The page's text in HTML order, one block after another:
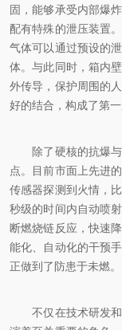
固，能够承受内部爆
配有特殊的泄压装置
气体可以通过预设的
体。与此同时，箱内
外传导，保护周围的
好的结合，构成了第
除了硬核的抗爆与
点。目前市面上先进
传感器探测到火情，
秒级的时间内自动喷
断燃烧链反应，快速
能化、自动化的干预
正做到了防患于未燃。
不仅在技术研发和